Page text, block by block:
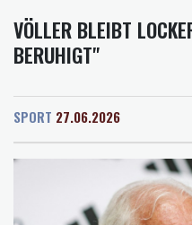
Köln
23 °C
Bremen
Dresden
Baden-Baden
24 °C
SUV-Markt
Sicherheitskreise vermuten
Papst Leo XIV. will bei
Nationaler Sicherheitsrat
Kabel der Deutschen Bahn
VÖLLER BLEIBT
BERUHIGT"
SPORT 27.06.2026